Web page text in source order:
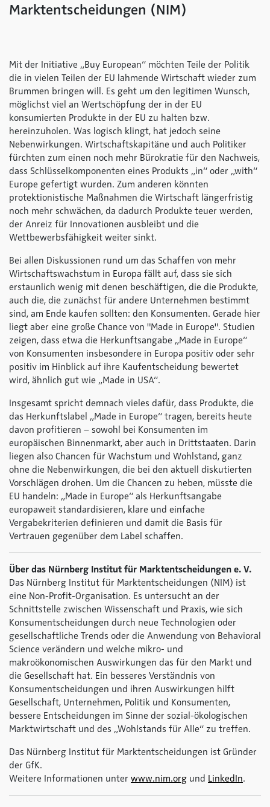
Marktentscheidungen (NIM)
Mit der Initiative „Buy European“ möchten Teile der Politik
die in vielen Teilen der EU lahmende Wirtschaft wieder zum
Brummen bringen will. Es geht um den legitimen Wunsch,
möglichst viel an Wertschöpfung der in der EU
konsumierten Produkte in der EU zu halten bzw.
hereinzuholen. Was logisch klingt, hat jedoch seine
Nebenwirkungen. Wirtschaftskapitäne und auch Politiker
fürchten zum einen noch mehr Bürokratie für den Nachweis,
dass Schlüsselkomponenten eines Produkts „in“ oder „with“
Europe gefertigt wurden. Zum anderen könnten
protektionistische Maßnahmen die Wirtschaft längerfristig
noch mehr schwächen, da dadurch Produkte teuer werden,
der Anreiz für Innovationen ausbleibt und die
Wettbewerbsfähigkeit weiter sinkt.
Bei allen Diskussionen rund um das Schaffen von mehr
Wirtschaftswachstum in Europa fällt auf, dass sie sich
erstaunlich wenig mit denen beschäftigen, die die Produkte,
auch die, die zunächst für andere Unternehmen bestimmt
sind, am Ende kaufen sollten: den Konsumenten. Gerade hier
liegt aber eine große Chance von "Made in Europe". Studien
zeigen, dass etwa die Herkunftsangabe „Made in Europe“
von Konsumenten insbesondere in Europa positiv oder sehr
positiv im Hinblick auf ihre Kaufentscheidung bewertet
wird, ähnlich gut wie „Made in USA“.
Insgesamt spricht demnach vieles dafür, dass Produkte, die
das Herkunftslabel „Made in Europe“ tragen, bereits heute
davon profitieren – sowohl bei Konsumenten im
europäischen Binnenmarkt, aber auch in Drittstaaten. Darin
liegen also Chancen für Wachstum und Wohlstand, ganz
ohne die Nebenwirkungen, die bei den aktuell diskutierten
Vorschlägen drohen. Um die Chancen zu heben, müsste die
EU handeln: „Made in Europe“ als Herkunftsangabe
europaweit standardisieren, klare und einfache
Vergabekriterien definieren und damit die Basis für
Vertrauen gegenüber dem Label schaffen.
Über das Nürnberg Institut für Marktentscheidungen e. V.
Das Nürnberg Institut für Marktentscheidungen (NIM) ist
eine Non-Profit-Organisation. Es untersucht an der
Schnittstelle zwischen Wissenschaft und Praxis, wie sich
Konsumentscheidungen durch neue Technologien oder
gesellschaftliche Trends oder die Anwendung von Behavioral
Science verändern und welche mikro- und
makroökonomischen Auswirkungen das für den Markt und
die Gesellschaft hat. Ein besseres Verständnis von
Konsumentscheidungen und ihren Auswirkungen hilft
Gesellschaft, Unternehmen, Politik und Konsumenten,
bessere Entscheidungen im Sinne der sozial-ökologischen
Marktwirtschaft und des „Wohlstands für Alle“ zu treffen.
Das Nürnberg Institut für Marktentscheidungen ist Gründer
der GfK.
Weitere Informationen unter www.nim.org und LinkedIn.